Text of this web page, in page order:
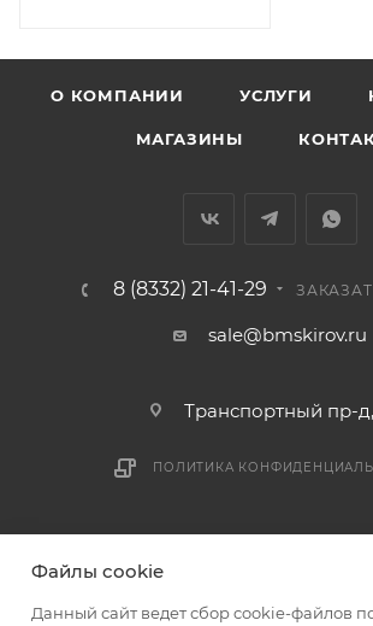
О КОМПАНИИ УСЛУГИ
МАГАЗИНЫ
8 (8332) 21-41-29
sale@bmskirov.ru
Транспортный пр-
ПОЛИТИКА
Файлы cookie
Данный сайт ведет сбор cookie-файлов